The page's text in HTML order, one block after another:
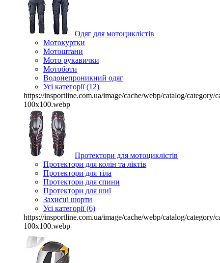
Одяг для мотоциклістів
Мотокуртки
Мотоштани
Мото рукавички
Мотоботи
Водонепроникний одяг
Усі категорії (12)
https://insportline.com.ua/image/cache/webp/catalog/category/
100x100.webp
Протектори для мотоциклістів
Протектори для колін та ліктів
Протектори для тіла
Протектори для спини
Протектори для шиї
Захисні шорти
Усі категорії (6)
https://insportline.com.ua/image/cache/webp/catalog/category/
100x100.webp